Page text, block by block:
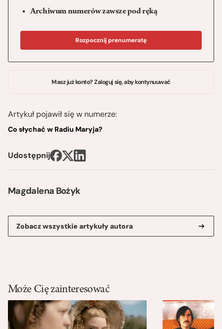
Magdalena Bożyk
Zobacz wszystkie artykuły autora
Archiwum numerów zawsze pod ręką
Rozpocznij prenumeratę
Masz już konto? Zaloguj się, aby kontynuuwać
Artykuł pojawił się w numerze:
Co słychać w Radiu Maryja?
Udostępnij
Może Cię zainteresować